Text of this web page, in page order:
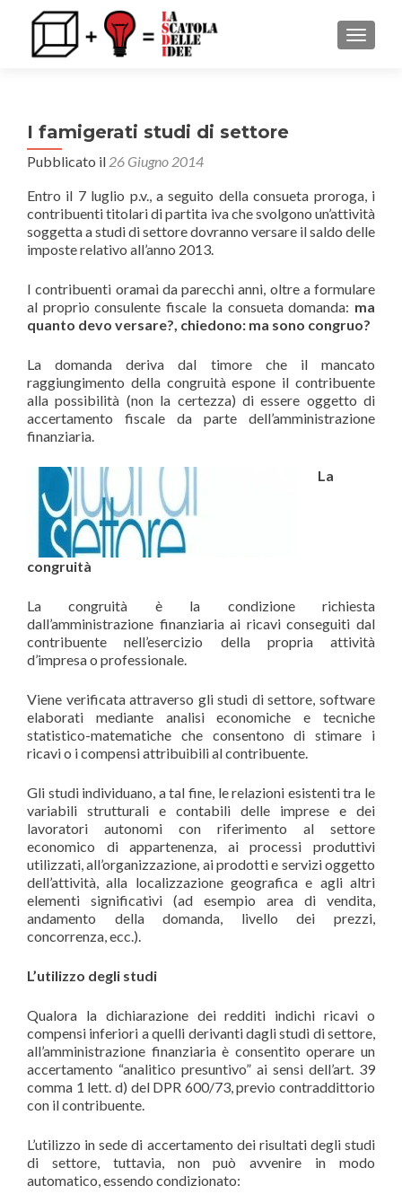
I famigerati studi di settore
Pubblicato il 26 Giugno 2014
Entro il 7 luglio p.v., a seguito della consueta proroga, i
contribuenti titolari di partita iva che svolgono un’attività
soggetta a studi di settore dovranno versare il saldo delle
imposte relativo all’anno 2013.
I contribuenti oramai da parecchi anni, oltre a formulare
al proprio consulente fiscale la consueta domanda: ma
quanto devo versare?, chiedono: ma sono congruo?
La domanda deriva dal timore che il mancato
raggiungimento della congruità espone il contribuente
alla possibilità (non la certezza) di essere oggetto di
accertamento fiscale da parte dell’amministrazione
finanziaria.
La
congruità
La congruità è la condizione richiesta
dall’amministrazione finanziaria ai ricavi conseguiti dal
contribuente nell’esercizio della propria attività
d’impresa o professionale.
Viene verificata attraverso gli studi di settore, software
elaborati mediante analisi economiche e tecniche
statistico-matematiche che consentono di stimare i
ricavi o i compensi attribuibili al contribuente.
Gli studi individuano, a tal fine, le relazioni esistenti tra le
variabili strutturali e contabili delle imprese e dei
lavoratori autonomi con riferimento al settore
economico di appartenenza, ai processi produttivi
utilizzati, all’organizzazione, ai prodotti e servizi oggetto
dell’attività, alla localizzazione geografica e agli altri
elementi significativi (ad esempio area di vendita,
andamento della domanda, livello dei prezzi,
concorrenza, ecc.).
L’utilizzo degli studi
Qualora la dichiarazione dei redditi indichi ricavi o
compensi inferiori a quelli derivanti dagli studi di settore,
all’amministrazione finanziaria è consentito operare un
accertamento “analitico presuntivo” ai sensi dell’art. 39
comma 1 lett. d) del DPR 600/73, previo contraddittorio
con il contribuente.
L’utilizzo in sede di accertamento dei risultati degli studi
di settore, tuttavia, non può avvenire in modo
automatico, essendo condizionato: